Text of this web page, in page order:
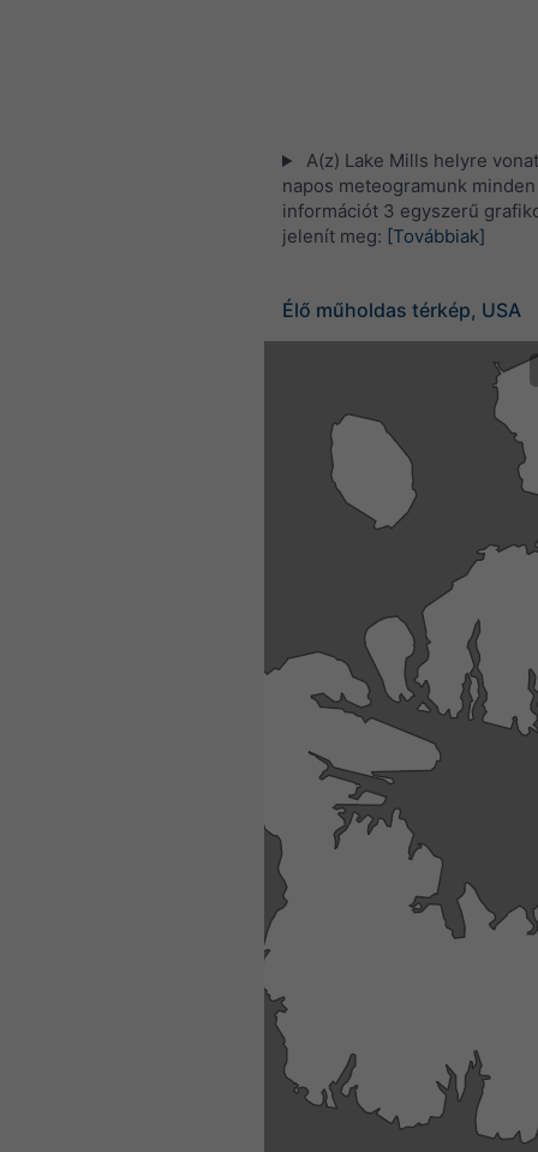
A(z) Lake Mills helyre
napos meteogramunk
információt 3 egyszerű
jelenít meg: [Továbbiak]
Élő műholdas térkép, USA